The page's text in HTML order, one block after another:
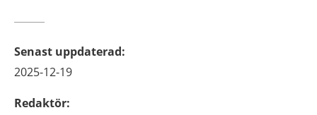
Senast uppdaterad:
2025-12-19
Redaktör: